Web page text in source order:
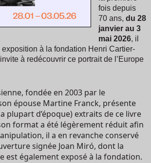
fois depuis
70 ans, du 28
janvier au 3
mai 2026, il
à la fondation Henri Cartier-
à redécouvrir ce portrait de l’Europe
fondée en 2003 par le
épouse Martine Franck, présente
plupart d’époque) extraits de ce livre
format a été légèrement réduit afin
il a en revanche conservé
signée Joan Miró, dont la
est également exposé à la fondation.